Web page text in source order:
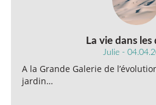
La vie dans les
Julie -
A la Grande Galerie de
jardin…